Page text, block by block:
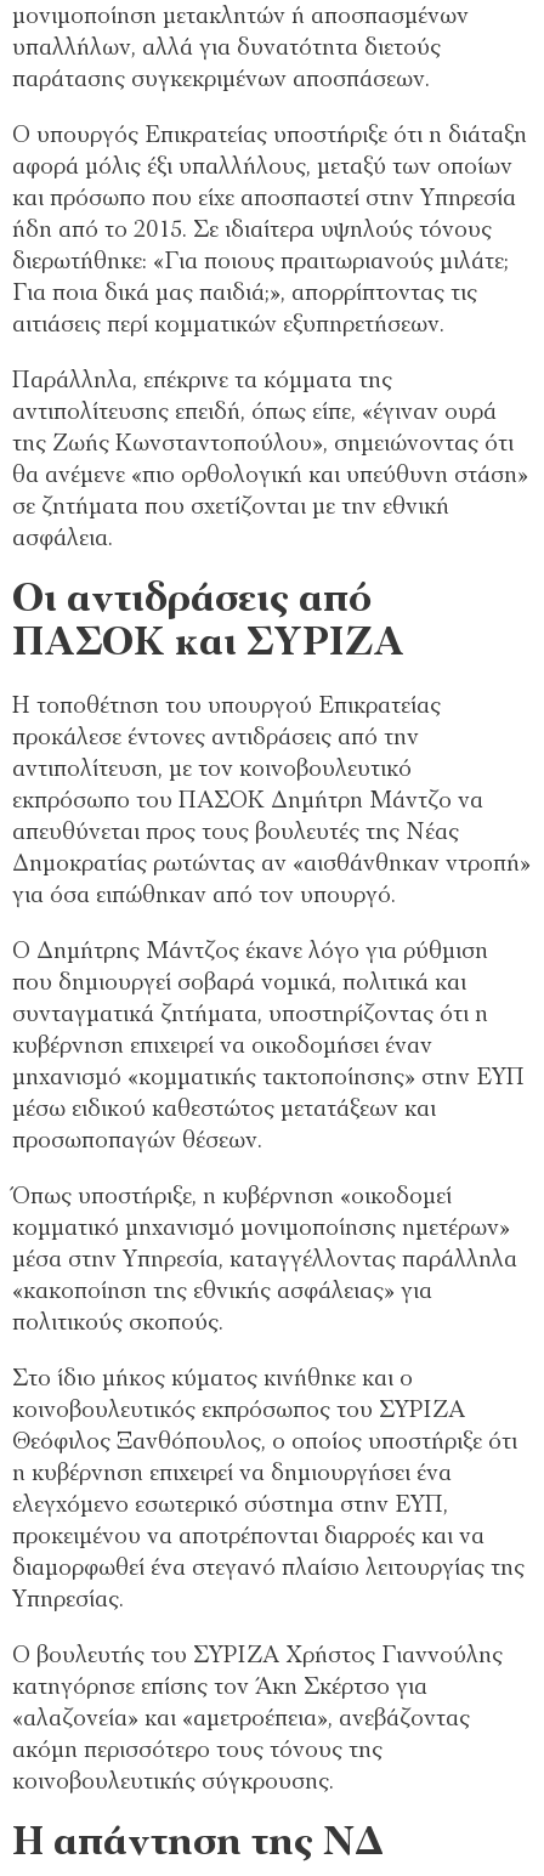
μονιμοποίηση μετακλητών ή αποσπασμένων
υπαλλήλων, αλλά για δυνατότητα διετούς
παράτασης συγκεκριμένων αποσπάσεων.
Ο υπουργός Επικρατείας υποστήριξε ότι η διάταξη
αφορά μόλις έξι υπαλλήλους, μεταξύ των οποίων
και πρόσωπο που είχε αποσπαστεί στην Υπηρεσία
ήδη από το 2015. Σε ιδιαίτερα υψηλούς τόνους
διερωτήθηκε: «Για ποιους πραιτωριανούς μιλάτε;
Για ποια δικά μας παιδιά;», απορρίπτοντας τις
αιτιάσεις περί κομματικών εξυπηρετήσεων.
Παράλληλα, επέκρινε τα κόμματα της
αντιπολίτευσης επειδή, όπως είπε, «έγιναν ουρά
της Ζωής Κωνσταντοπούλου», σημειώνοντας ότι
θα ανέμενε «πιο ορθολογική και υπεύθυνη στάση»
σε ζητήματα που σχετίζονται με την εθνική
ασφάλεια.
Οι αντιδράσεις από
ΠΑΣΟΚ και ΣΥΡΙΖΑ
Η τοποθέτηση του υπουργού Επικρατείας
προκάλεσε έντονες αντιδράσεις από την
αντιπολίτευση, με τον κοινοβουλευτικό
εκπρόσωπο του ΠΑΣΟΚ Δημήτρη Μάντζο να
απευθύνεται προς τους βουλευτές της Νέας
Δημοκρατίας ρωτώντας αν «αισθάνθηκαν ντροπή»
για όσα ειπώθηκαν από τον υπουργό.
Ο Δημήτρης Μάντζος έκανε λόγο για ρύθμιση
που δημιουργεί σοβαρά νομικά, πολιτικά και
συνταγματικά ζητήματα, υποστηρίζοντας ότι η
κυβέρνηση επιχειρεί να οικοδομήσει έναν
μηχανισμό «κομματικής τακτοποίησης» στην ΕΥΠ
μέσω ειδικού καθεστώτος μετατάξεων και
προσωποπαγών θέσεων.
Όπως υποστήριξε, η κυβέρνηση «οικοδομεί
κομματικό μηχανισμό μονιμοποίησης ημετέρων»
μέσα στην Υπηρεσία, καταγγέλλοντας παράλληλα
«κακοποίηση της εθνικής ασφάλειας» για
πολιτικούς σκοπούς.
Στο ίδιο μήκος κύματος κινήθηκε και ο
κοινοβουλευτικός εκπρόσωπος του ΣΥΡΙΖΑ
Θεόφιλος Ξανθόπουλος, ο οποίος υποστήριξε ότι
η κυβέρνηση επιχειρεί να δημιουργήσει ένα
ελεγχόμενο εσωτερικό σύστημα στην ΕΥΠ,
προκειμένου να αποτρέπονται διαρροές και να
διαμορφωθεί ένα στεγανό πλαίσιο λειτουργίας της
Υπηρεσίας.
Ο βουλευτής του ΣΥΡΙΖΑ Χρήστος Γιαννούλης
κατηγόρησε επίσης τον Άκη Σκέρτσο για
«αλαζονεία» και «αμετροέπεια», ανεβάζοντας
ακόμη περισσότερο τους τόνους της
κοινοβουλευτικής σύγκρουσης.
Η απάντηση της ΝΔ